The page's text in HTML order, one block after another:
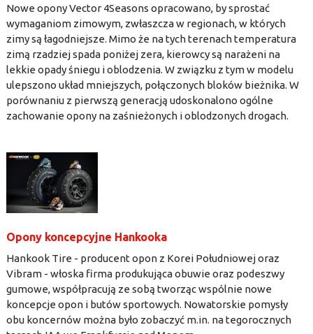
Nowe opony Vector 4Seasons opracowano, by sprostać
wymaganiom zimowym, zwłaszcza w regionach, w których
zimy są łagodniejsze. Mimo że na tych terenach temperatura
zimą rzadziej spada poniżej zera, kierowcy są narażeni na
lekkie opady śniegu i oblodzenia. W związku z tym w modelu
ulepszono układ mniejszych, połączonych bloków bieżnika. W
porównaniu z pierwszą generacją udoskonalono ogólne
zachowanie opony na zaśnieżonych i oblodzonych drogach.
Opony koncepcyjne Hankooka
Hankook Tire - producent opon z Korei Południowej oraz
Vibram - włoska firma produkująca obuwie oraz podeszwy
gumowe, współpracują ze sobą tworząc wspólnie nowe
koncepcje opon i butów sportowych. Nowatorskie pomysły
obu koncernów można było zobaczyć m.in. na tegorocznych